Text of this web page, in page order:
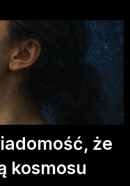
że
kosmosu